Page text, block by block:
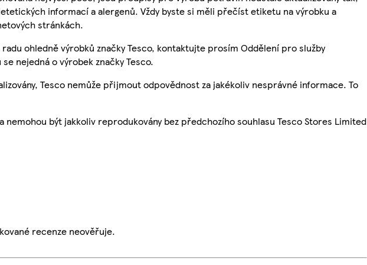
informací a alergenů. Vždy byste si měli přečíst etiketu na výrobku a
stránkách.
ohledně výrobků značky Tesco, kontaktujte prosím Oddělení pro služby
nejedná o výrobek značky Tesco.
Tesco nemůže přijmout odpovědnost za jakékoliv nesprávné informace. To
být jakkoliv reprodukovány bez předchozího souhlasu Tesco Stores Limited
recenze neověřuje.